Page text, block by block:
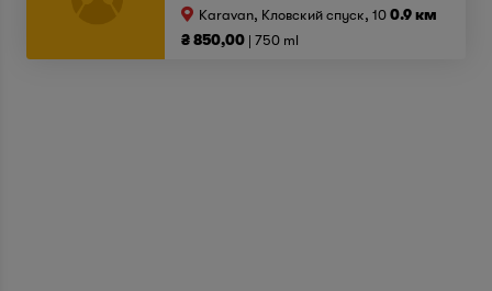
Karavan, Кловский спуск, 100.9 км
₴ 850,00
750 ml